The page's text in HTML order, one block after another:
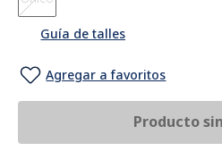
Guía de talles
Producto